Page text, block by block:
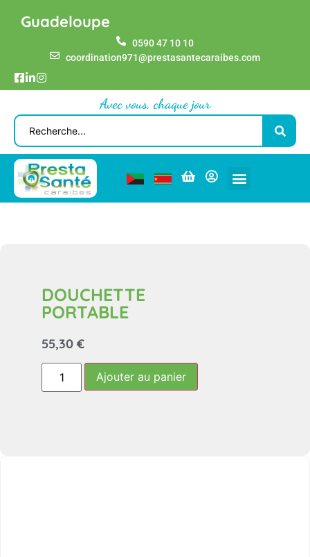
Guadeloupe
0590 47 10 10
coordination971@prestasantecaraibes.com
Avec vous, chaque jour
DOUCHETTE
PORTABLE
55,30 €
Ajouter au panier